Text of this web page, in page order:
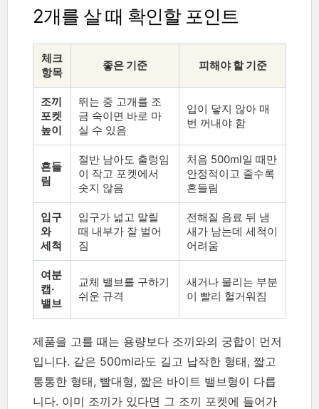
2개를 살 때 확인할 포인트
체크
항목
좋은 기준 피해야 할 기준
조끼
포켓
높이
뛰는 중 고개를 조
금 숙이면 바로 마
실 수 있음
입이 닿지 않아 매
번 꺼내야 함
흔들
림
절반 남아도 출렁임
이 작고 포켓에서
솟지 않음
처음 500ml일 때만
안정적이고 줄수록
흔들림
입구
와
세척
입구가 넓고 말릴
때 내부가 잘 벌어
짐
전해질 음료 뒤 냄
새가 남는데 세척이
어려움
여분
캡·
밸브
교체 밸브를 구하기
쉬운 규격
새거나 물리는 부분
이 빨리 헐거워짐
제품을 고를 때는 용량보다 조끼와의 궁합이 먼저
입니다. 같은 500ml라도 길고 납작한 형태, 짧고
통통한 형태, 빨대형, 짧은 바이트 밸브형이 다릅
니다. 이미 조끼가 있다면 그 조끼 포켓에 들어가